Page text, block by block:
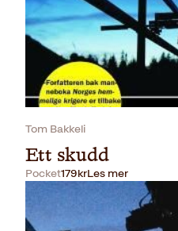
Tom Bakkeli
Ett skudd
Pocket179krLes mer